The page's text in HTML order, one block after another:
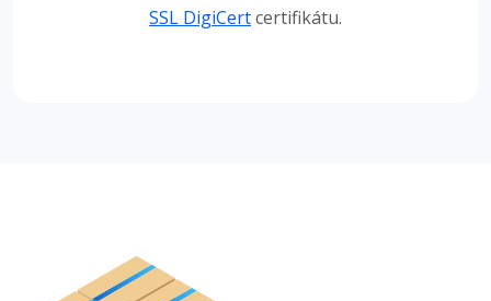
SSL DigiCertcertifikátu.